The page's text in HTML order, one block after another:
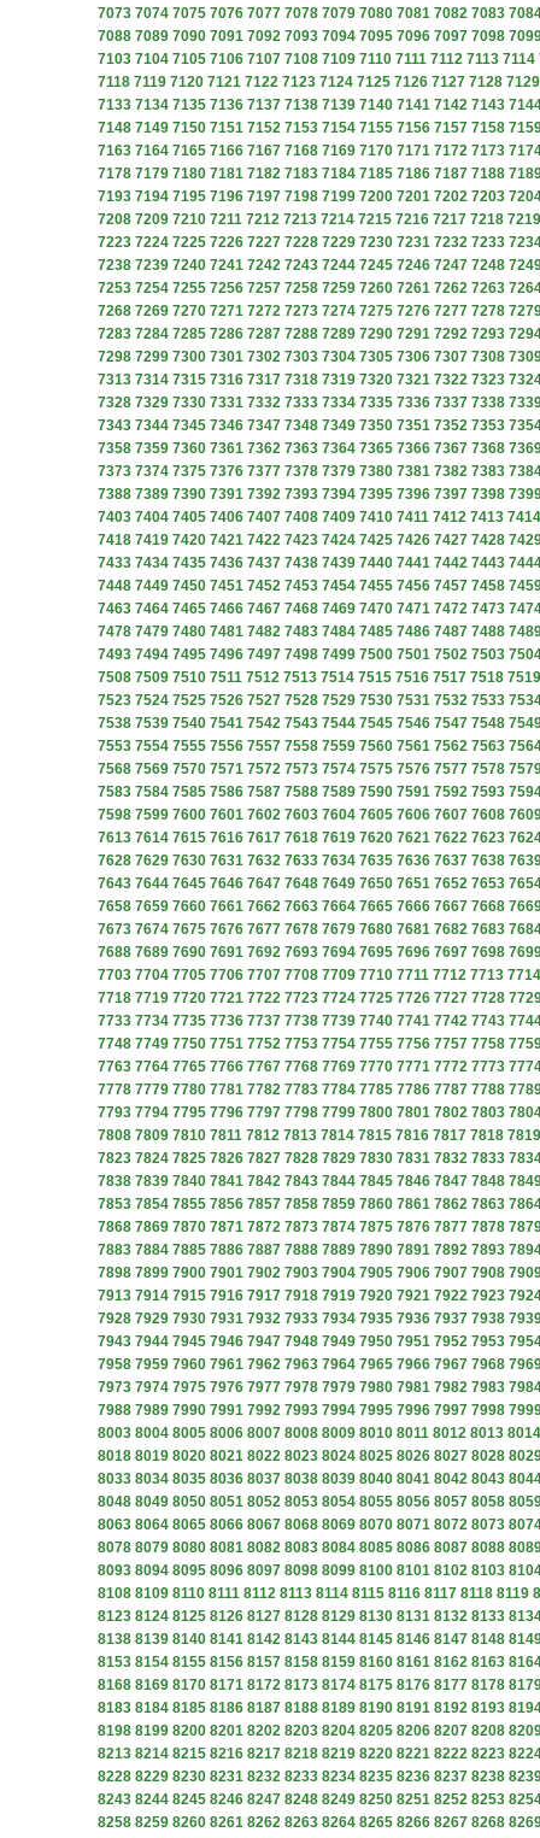
7073 7074 7075 7076 7077 7078 7079 7080 7081 7082 7083
7088 7089 7090 7091 7092 7093 7094 7095 7096 7097 7098
7103 7104 7105 7106 7107 7108 7109 7110 7111 7112 7113 7114
7118 7119 7120 7121 7122 7123 7124 7125 7126 7127 7128 7129
7133 7134 7135 7136 7137 7138 7139 7140 7141 7142 7143
7148 7149 7150 7151 7152 7153 7154 7155 7156 7157 7158
7163 7164 7165 7166 7167 7168 7169 7170 7171 7172 7173
7178 7179 7180 7181 7182 7183 7184 7185 7186 7187 7188
7193 7194 7195 7196 7197 7198 7199 7200 7201 7202 7203
7208 7209 7210 7211 7212 7213 7214 7215 7216 7217 7218 7219
7223 7224 7225 7226 7227 7228 7229 7230 7231 7232 7233
7238 7239 7240 7241 7242 7243 7244 7245 7246 7247 7248
7253 7254 7255 7256 7257 7258 7259 7260 7261 7262 7263
7268 7269 7270 7271 7272 7273 7274 7275 7276 7277 7278
7283 7284 7285 7286 7287 7288 7289 7290 7291 7292 7293
7298 7299 7300 7301 7302 7303 7304 7305 7306 7307 7308
7313 7314 7315 7316 7317 7318 7319 7320 7321 7322 7323
7328 7329 7330 7331 7332 7333 7334 7335 7336 7337 7338
7343 7344 7345 7346 7347 7348 7349 7350 7351 7352 7353
7358 7359 7360 7361 7362 7363 7364 7365 7366 7367 7368
7373 7374 7375 7376 7377 7378 7379 7380 7381 7382 7383
7388 7389 7390 7391 7392 7393 7394 7395 7396 7397 7398
7403 7404 7405 7406 7407 7408 7409 7410 7411 7412 7413 7414
7418 7419 7420 7421 7422 7423 7424 7425 7426 7427 7428
7433 7434 7435 7436 7437 7438 7439 7440 7441 7442 7443
7448 7449 7450 7451 7452 7453 7454 7455 7456 7457 7458
7463 7464 7465 7466 7467 7468 7469 7470 7471 7472 7473
7478 7479 7480 7481 7482 7483 7484 7485 7486 7487 7488
7493 7494 7495 7496 7497 7498 7499 7500 7501 7502 7503
7508 7509 7510 7511 7512 7513 7514 7515 7516 7517 7518 7519
7523 7524 7525 7526 7527 7528 7529 7530 7531 7532 7533
7538 7539 7540 7541 7542 7543 7544 7545 7546 7547 7548
7553 7554 7555 7556 7557 7558 7559 7560 7561 7562 7563
7568 7569 7570 7571 7572 7573 7574 7575 7576 7577 7578
7583 7584 7585 7586 7587 7588 7589 7590 7591 7592 7593
7598 7599 7600 7601 7602 7603 7604 7605 7606 7607 7608
7613 7614 7615 7616 7617 7618 7619 7620 7621 7622 7623
7628 7629 7630 7631 7632 7633 7634 7635 7636 7637 7638
7643 7644 7645 7646 7647 7648 7649 7650 7651 7652 7653
7658 7659 7660 7661 7662 7663 7664 7665 7666 7667 7668
7673 7674 7675 7676 7677 7678 7679 7680 7681 7682 7683
7688 7689 7690 7691 7692 7693 7694 7695 7696 7697 7698
7703 7704 7705 7706 7707 7708 7709 7710 7711 7712 7713 7714
7718 7719 7720 7721 7722 7723 7724 7725 7726 7727 7728
7733 7734 7735 7736 7737 7738 7739 7740 7741 7742 7743
7748 7749 7750 7751 7752 7753 7754 7755 7756 7757 7758
7763 7764 7765 7766 7767 7768 7769 7770 7771 7772 7773
7778 7779 7780 7781 7782 7783 7784 7785 7786 7787 7788
7793 7794 7795 7796 7797 7798 7799 7800 7801 7802 7803
7808 7809 7810 7811 7812 7813 7814 7815 7816 7817 7818 7819
7823 7824 7825 7826 7827 7828 7829 7830 7831 7832 7833
7838 7839 7840 7841 7842 7843 7844 7845 7846 7847 7848
7853 7854 7855 7856 7857 7858 7859 7860 7861 7862 7863
7868 7869 7870 7871 7872 7873 7874 7875 7876 7877 7878
7883 7884 7885 7886 7887 7888 7889 7890 7891 7892 7893
7898 7899 7900 7901 7902 7903 7904 7905 7906 7907 7908
7913 7914 7915 7916 7917 7918 7919 7920 7921 7922 7923
7928 7929 7930 7931 7932 7933 7934 7935 7936 7937 7938
7943 7944 7945 7946 7947 7948 7949 7950 7951 7952 7953
7958 7959 7960 7961 7962 7963 7964 7965 7966 7967 7968
7973 7974 7975 7976 7977 7978 7979 7980 7981 7982 7983
7988 7989 7990 7991 7992 7993 7994 7995 7996 7997 7998
8003 8004 8005 8006 8007 8008 8009 8010 8011 8012 8013 8014
8018 8019 8020 8021 8022 8023 8024 8025 8026 8027 8028
8033 8034 8035 8036 8037 8038 8039 8040 8041 8042 8043
8048 8049 8050 8051 8052 8053 8054 8055 8056 8057 8058
8063 8064 8065 8066 8067 8068 8069 8070 8071 8072 8073
8078 8079 8080 8081 8082 8083 8084 8085 8086 8087 8088
8093 8094 8095 8096 8097 8098 8099 8100 8101 8102 8103
8108 8109 8110 8111 8112 8113 8114 8115 8116 8117 8118 8119
8123 8124 8125 8126 8127 8128 8129 8130 8131 8132 8133
8138 8139 8140 8141 8142 8143 8144 8145 8146 8147 8148
8153 8154 8155 8156 8157 8158 8159 8160 8161 8162 8163
8168 8169 8170 8171 8172 8173 8174 8175 8176 8177 8178
8183 8184 8185 8186 8187 8188 8189 8190 8191 8192 8193
8198 8199 8200 8201 8202 8203 8204 8205 8206 8207 8208
8213 8214 8215 8216 8217 8218 8219 8220 8221 8222 8223
8228 8229 8230 8231 8232 8233 8234 8235 8236 8237 8238
8243 8244 8245 8246 8247 8248 8249 8250 8251 8252 8253
8258 8259 8260 8261 8262 8263 8264 8265 8266 8267 8268